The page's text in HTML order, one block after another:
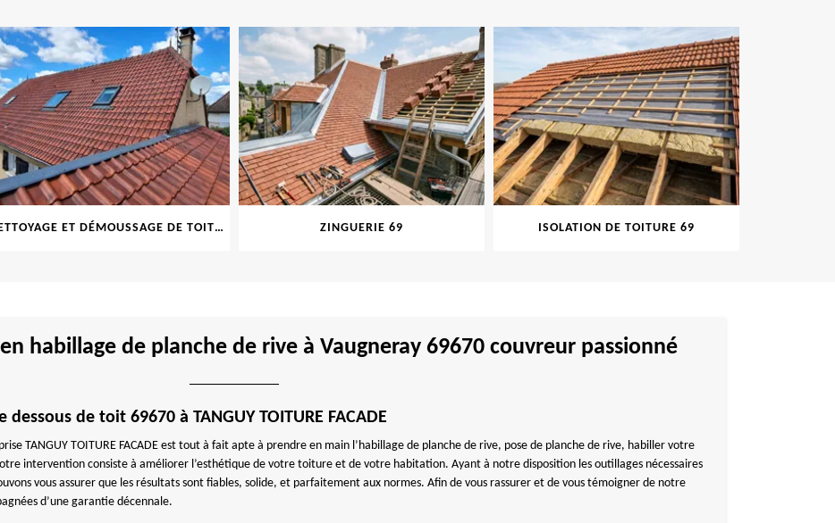
NETTOYAGE ET DÉMOUSSAGE DE TOITURE ET FAÇADE 69 ZINGUERIE 69 ISOLATION DE TOITURE 69
habillage de planche de rive à Vaugneray 69670 couvreur passionné
de toit 69670 à TANGUY TOITURE FACADE
TANGUY TOITURE FACADE est tout à fait apte à prendre en main l’habillage de planche de rive, pose de planche de rive, habiller votre
intervention consiste à améliorer l’esthétique de votre toiture et de votre habitation. Ayant à notre disposition les outillages nécessaires
vous assurer que les résultats sont fiables, solide, et parfaitement aux normes. Afin de vous rassurer et de vous témoigner de notre
d’une garantie décennale.